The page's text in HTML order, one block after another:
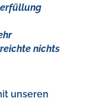
nichts
unseren